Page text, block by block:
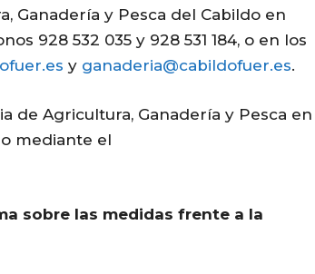
Ganadería y Pesca del Cabildo en
928 532 035 y 928 531 184, o en los
y ganaderia@cabildofuer.es.
de Agricultura, Ganadería y Pesca en
mediante el
sobre las medidas frente a la